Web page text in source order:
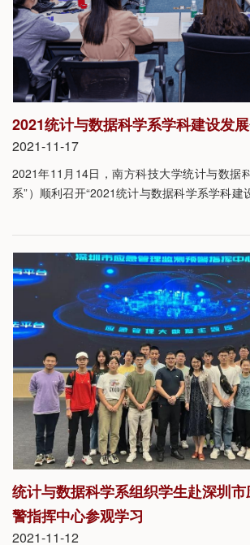
2021统计与数据科学系学科建设发
2021-11-17
2021年11月14日，南方科技大学统计与数据
系”）顺利召开“2021统计与数据科学系学科建
学科建设咨询委员会全体成员出席会议。统
计系全体教职工参加会议。会议由邵启满主持。
统计与数据科学系组织学生赴深圳
警指挥中心参观学习
2021-11-12